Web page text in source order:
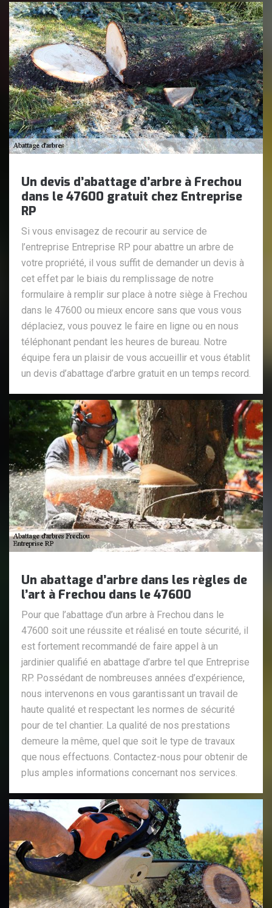
Un devis d’abattage d’arbre à Frechou
dans le 47600 gratuit chez Entreprise
RP
Si vous envisagez de recourir au service de
l’entreprise Entreprise RP pour abattre un arbre de
votre propriété, il vous suffit de demander un devis à
cet effet par le biais du remplissage de notre
formulaire à remplir sur place à notre siège à Frechou
dans le 47600 ou mieux encore sans que vous vous
déplaciez, vous pouvez le faire en ligne ou en nous
téléphonant pendant les heures de bureau. Notre
équipe fera un plaisir de vous accueillir et vous établit
un devis d’abattage d’arbre gratuit en un temps record.
Un abattage d’arbre dans les règles de
l’art à Frechou dans le 47600
Pour que l’abattage d’un arbre à Frechou dans le
47600 soit une réussite et réalisé en toute sécurité, il
est fortement recommandé de faire appel à un
jardinier qualifié en abattage d’arbre tel que Entreprise
RP. Possédant de nombreuses années d’expérience,
nous intervenons en vous garantissant un travail de
haute qualité et respectant les normes de sécurité
pour de tel chantier. La qualité de nos prestations
demeure la même, quel que soit le type de travaux
que nous effectuons. Contactez-nous pour obtenir de
plus amples informations concernant nos services.